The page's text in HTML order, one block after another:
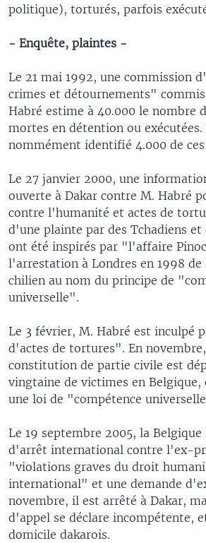
politique), torturés, parfois
- Enquête, plaintes -
Le 21 mai 1992, une commission
crimes et détournements" commis
Habré estime à 40.000 le nombre
mortes en détention ou
nommément identifié 4.000 de
Le 27 janvier 2000, une
ouverte à Dakar contre M. Habré
contre l'humanité et actes de
d'une plainte par des Tchadiens et
ont été inspirés par "l'affaire
l'arrestation à Londres en 1998
chilien au nom du principe de
universelle".
Le 3 février, M. Habré est inculpé
d'actes de tortures". En
constitution de partie civile est
vingtaine de victimes en Belgique,
une loi de "compétence
Le 19 septembre 2005, la
d'arrêt international contre l'ex-
"violations graves du droit
international" et une demande
novembre, il est arrêté à Dakar,
d'appel se déclare incompétente,
domicile dakarois.